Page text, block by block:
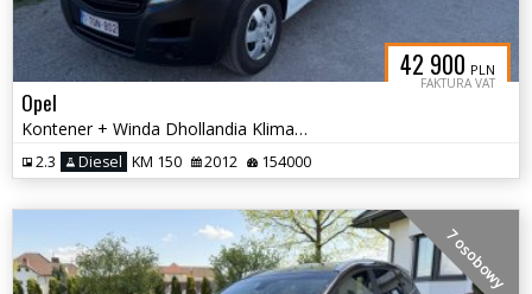
42 900 PLN
FAKTURA VAT
Opel
Kontener + Winda Dhollandia Klima Paka 4.10 m
2.3 Diesel KM 150 2012 154000
7 osobowy